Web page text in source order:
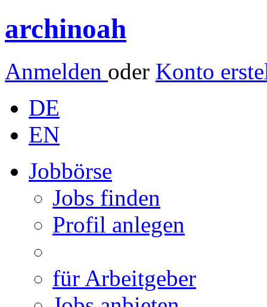
archinoah
Anmelden oder Konto
DE
EN
Jobbörse
Jobs finden
Profil anlegen
für Arbeitgeber